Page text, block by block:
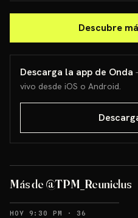
Descubre
Descarga la app de Onda
vivo desde iOS o Android.
Más de @TPM_Reuniclus
HOY 9:30 PM · 36